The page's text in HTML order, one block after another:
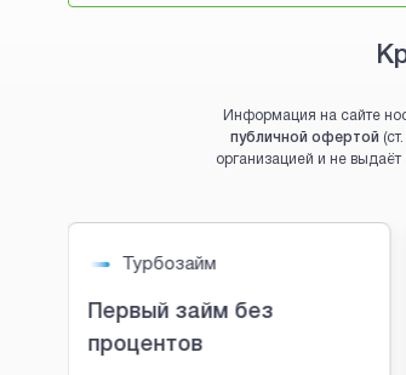
Информация на сайте
публичной офертой
организацией и не
Brobaza - VIP-
Турбозайм
Первый займ без
процентов